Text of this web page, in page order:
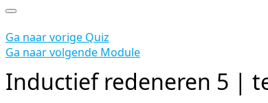
Ga naar vorige Quiz
Ga naar volgende Module
Inductief redeneren 5 |